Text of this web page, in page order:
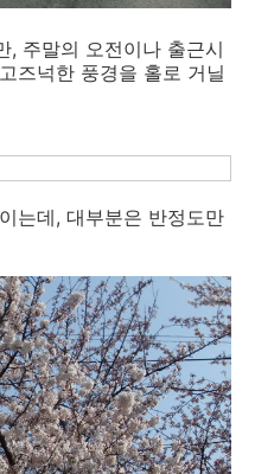
, 주말의 오전이나 출근시
즈넉한 풍경을 홀로 거닐
는데, 대부분은 반정도만